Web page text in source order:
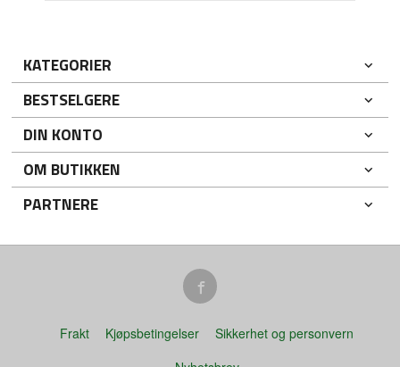
KATEGORIER
BESTSELGERE
DIN KONTO
OM BUTIKKEN
PARTNERE
Frakt Kjøpsbetingelser
Sikkerhet og personvern